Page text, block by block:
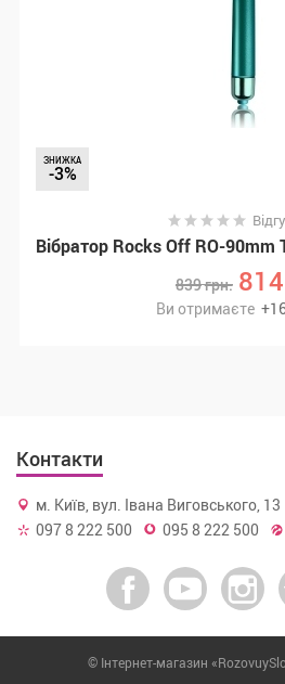
ЗНИЖКА
-3%
839грн. 814
Ви отримаєте +
Контакти
м. Київ, вул. Івана Виговського, 13
097 8 222 500
095 8 222 500
© Інтернет-магазин